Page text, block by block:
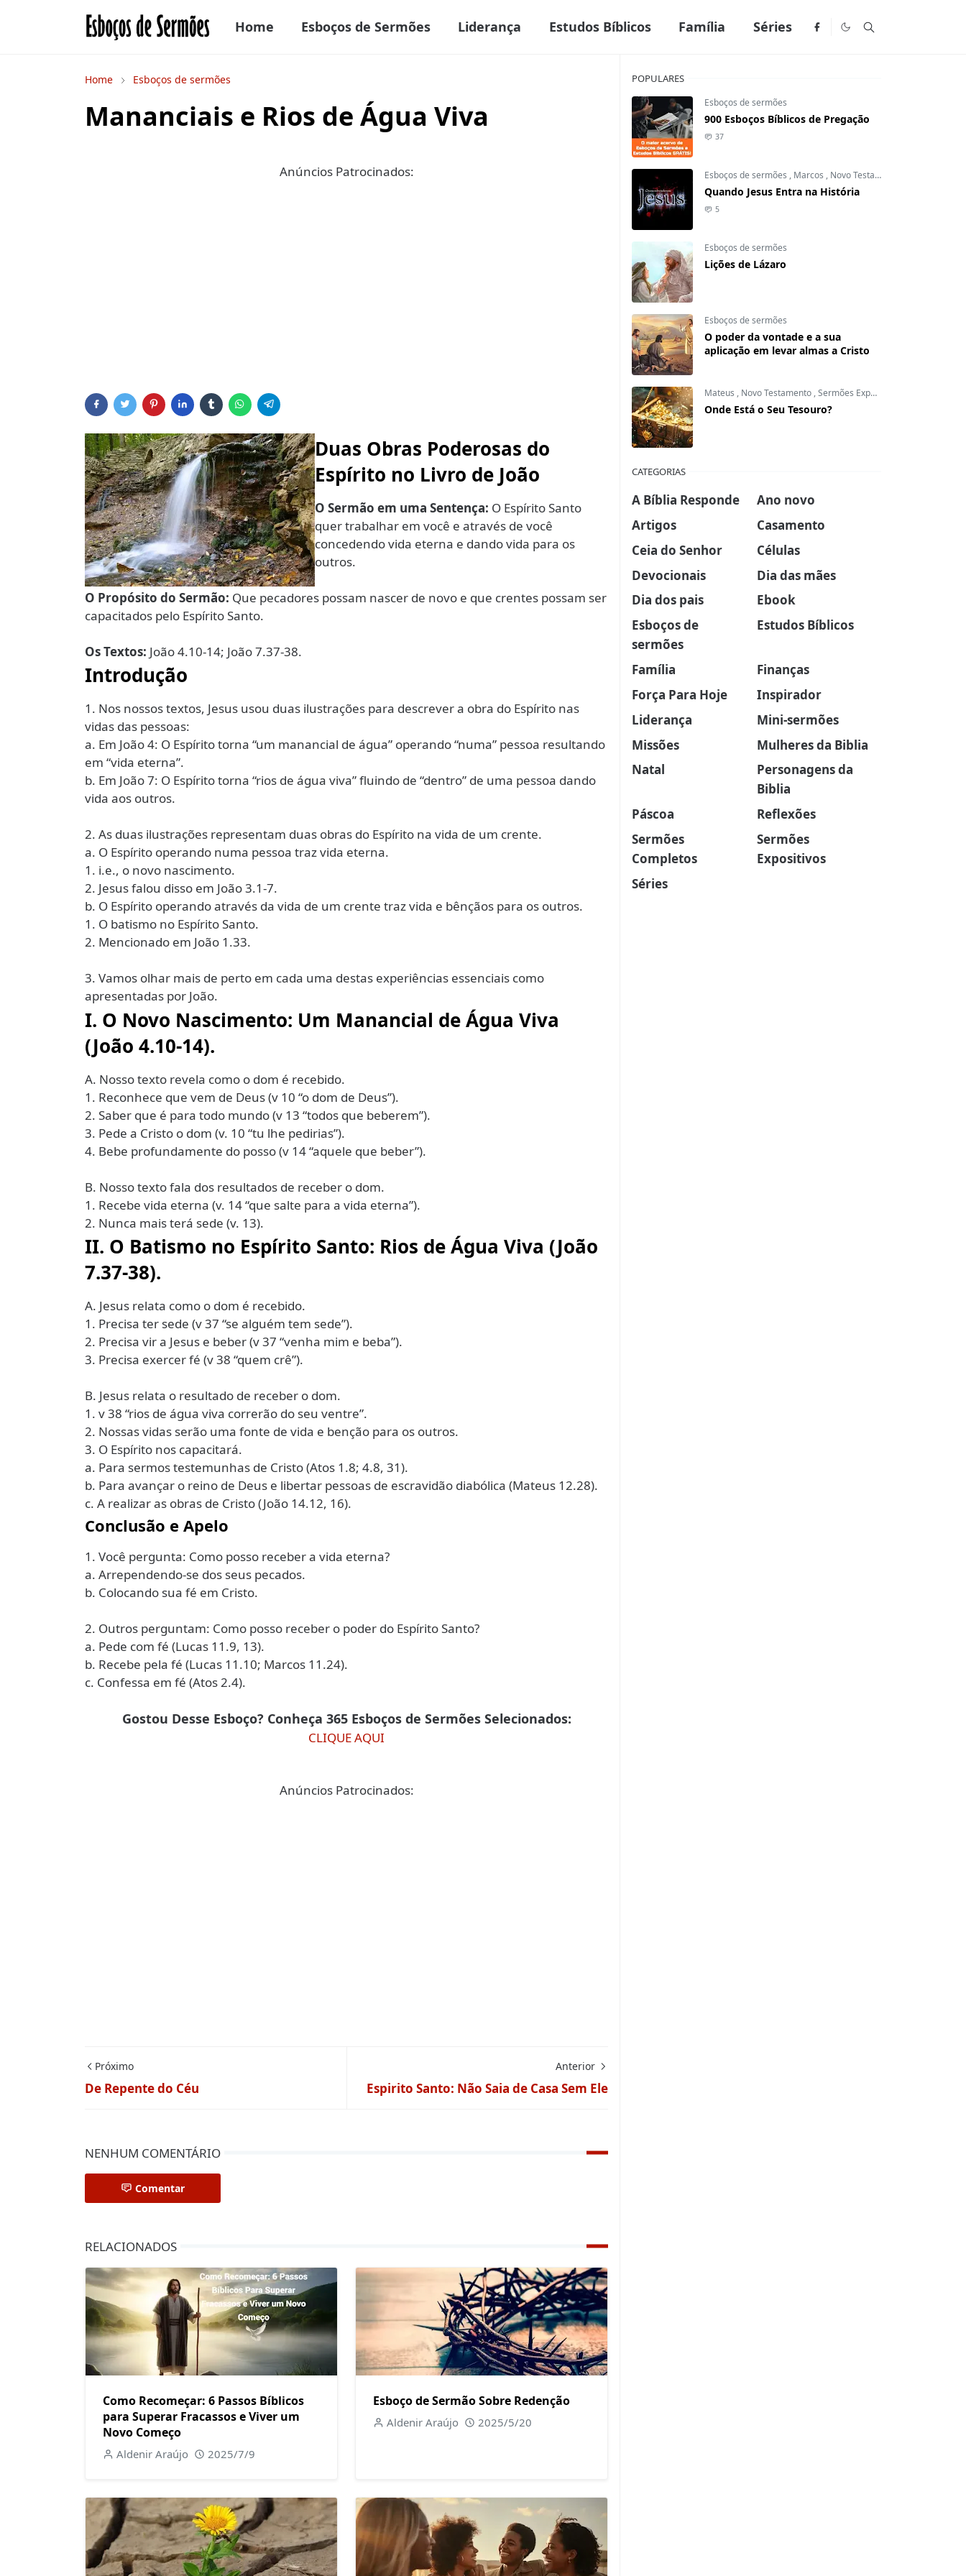
Home Esboços de Sermões Liderança Estudos Bíblicos Família Séries
Home Esboços de sermões
Mananciais e Rios de Água Viva
Anúncios Patrocinados:
Duas Obras Poderosas do
Espírito no Livro de João
O Sermão em uma Sentença: O Espírito Santo
quer trabalhar em você e através de você
concedendo vida eterna e dando vida para os
outros.
O Propósito do Sermão: Que pecadores possam nascer de novo e que crentes possam ser
capacitados pelo Espírito Santo.
Os Textos: João 4.10-14; João 7.37-38.
Introdução
1. Nos nossos textos, Jesus usou duas ilustrações para descrever a obra do Espírito nas
vidas das pessoas:
a. Em João 4: O Espírito torna “um manancial de água” operando “numa” pessoa resultando
em “vida eterna”.
b. Em João 7: O Espírito torna “rios de água viva” fluindo de “dentro” de uma pessoa dando
vida aos outros.
2. As duas ilustrações representam duas obras do Espírito na vida de um crente.
a. O Espírito operando numa pessoa traz vida eterna.
1. i.e., o novo nascimento.
2. Jesus falou disso em João 3.1-7.
b. O Espírito operando através da vida de um crente traz vida e bênçãos para os outros.
1. O batismo no Espírito Santo.
2. Mencionado em João 1.33.
3. Vamos olhar mais de perto em cada uma destas experiências essenciais como
apresentadas por João.
I. O Novo Nascimento: Um Manancial de Água Viva
(João 4.10-14).
A. Nosso texto revela como o dom é recebido.
1. Reconhece que vem de Deus (v 10 “o dom de Deus”).
2. Saber que é para todo mundo (v 13 “todos que beberem”).
3. Pede a Cristo o dom (v. 10 “tu lhe pedirias”).
4. Bebe profundamente do posso (v 14 “aquele que beber”).
B. Nosso texto fala dos resultados de receber o dom.
1. Recebe vida eterna (v. 14 “que salte para a vida eterna”).
2. Nunca mais terá sede (v. 13).
II. O Batismo no Espírito Santo: Rios de Água Viva (João
7.37-38).
A. Jesus relata como o dom é recebido.
1. Precisa ter sede (v 37 “se alguém tem sede”).
2. Precisa vir a Jesus e beber (v 37 “venha mim e beba”).
3. Precisa exercer fé (v 38 “quem crê”).
B. Jesus relata o resultado de receber o dom.
1. v 38 “rios de água viva correrão do seu ventre”.
2. Nossas vidas serão uma fonte de vida e benção para os outros.
3. O Espírito nos capacitará.
a. Para sermos testemunhas de Cristo (Atos 1.8; 4.8, 31).
b. Para avançar o reino de Deus e libertar pessoas de escravidão diabólica (Mateus 12.28).
c. A realizar as obras de Cristo (João 14.12, 16).
Conclusão e Apelo
1. Você pergunta: Como posso receber a vida eterna?
a. Arrependendo-se dos seus pecados.
b. Colocando sua fé em Cristo.
2. Outros perguntam: Como posso receber o poder do Espírito Santo?
a. Pede com fé (Lucas 11.9, 13).
b. Recebe pela fé (Lucas 11.10; Marcos 11.24).
c. Confessa em fé (Atos 2.4).
Gostou Desse Esboço? Conheça 365 Esboços de Sermões Selecionados:
CLIQUE AQUI
Anúncios Patrocinados:
Próximo
De Repente do Céu
Anterior
Espirito Santo: Não Saia de Casa Sem Ele
NENHUM COMENTÁRIO
Comentar
RELACIONADOS
Como Recomeçar: 6 Passos Bíblicos
para Superar Fracassos e Viver um
Novo Começo
Aldenir Araújo 2025/7/9
Esboço de Sermão Sobre Redenção
Aldenir Araújo 2025/5/20
POPULARES
Esboços de sermões
900 Esboços Bíblicos de Pregação
37
Esboços de sermões , Marcos , Novo Testamento
Quando Jesus Entra na História
5
Esboços de sermões
Lições de Lázaro
Esboços de sermões
O poder da vontade e a sua
aplicação em levar almas a Cristo
Mateus , Novo Testamento ,Sermões Expositivos
Onde Está o Seu Tesouro?
CATEGORIAS
A Bíblia Responde
Ano novo
Artigos
Casamento
Ceia do Senhor
Células
Devocionais
Dia das mães
Dia dos pais
Ebook
Esboços de
sermões
Estudos Bíblicos
Família
Finanças
Força Para Hoje
Inspirador
Liderança
Mini-sermões
Missões
Mulheres da Biblia
Natal
Personagens da
Biblia
Páscoa
Reflexões
Sermões
Completos
Sermões
Expositivos
Séries